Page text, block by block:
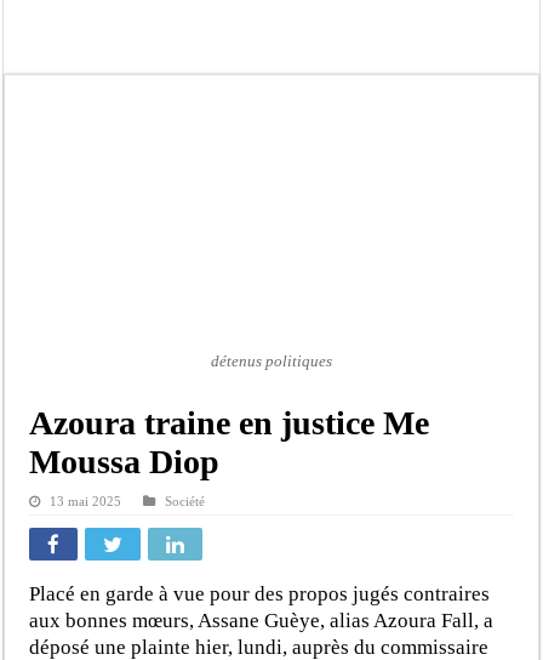
détenus politiques
Azoura traine en justice Me
Moussa Diop
13 mai 2025 Société
Placé en garde à vue pour des propos jugés contraires
aux bonnes mœurs, Assane Guèye, alias Azoura Fall, a
déposé une plainte hier, lundi, auprès du commissaire